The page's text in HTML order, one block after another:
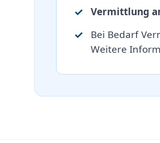
Vermittlung
Bei Bedarf
Weitere